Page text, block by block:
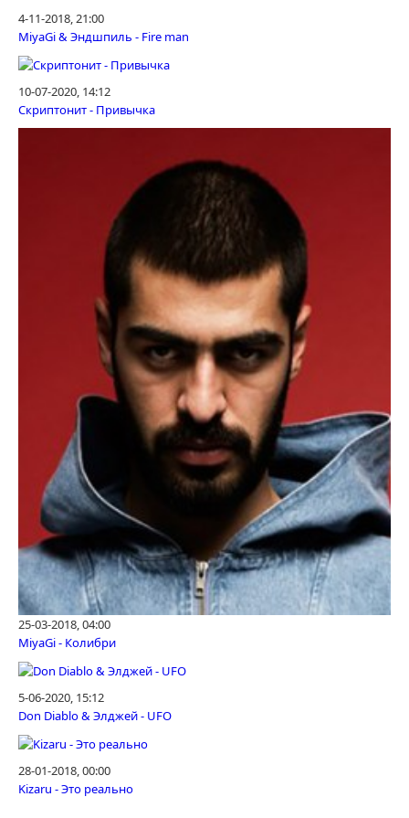
4-11-2018, 21:00
MiyaGi & Эндшпиль - Fire man
10-07-2020, 14:12
Скриптонит - Привычка
25-03-2018, 04:00
MiyaGi - Колибри
5-06-2020, 15:12
Don Diablo & Элджей - UFO
28-01-2018, 00:00
Kizaru - Это реально